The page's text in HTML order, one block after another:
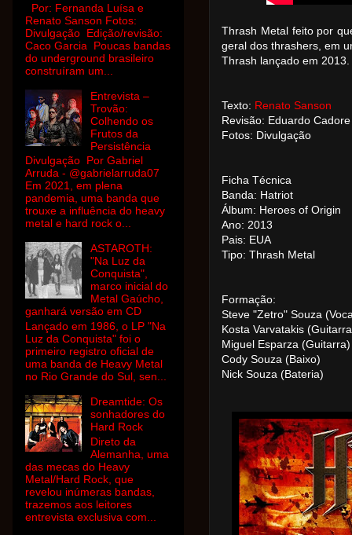
Thrash Metal feito por
geral dos thrashers, em
Thrash lançado em
Texto: Renato Sanson
Revisão: Eduardo Cadore
Fotos: Divulgação
Ficha Técnica
Banda: Hatriot
Álbum: Heroes of Origin
Ano: 2013
Pais: EUA
Tipo: Thrash Metal
Formação:
Steve "Zetro" Souza
Kosta Varvatakis
Miguel Esparza (Guitarra)
Cody Souza (Baixo)
Nick Souza (Bateria)
Por: Fernanda Luísa e
Renato Sanson Fotos:
Divulgação Edição/revisão:
Caco Garcia Poucas bandas
do underground brasileiro
construíram um...
Entrevista –
Trovão:
Colhendo os
Frutos da
Persistência
Divulgação Por Gabriel
Arruda - @gabrielarruda07
Em 2021, em plena
pandemia, uma banda que
trouxe a influência do heavy
metal e hard rock o...
ASTAROTH:
"Na Luz da
Conquista",
marco inicial do
Metal Gaúcho,
ganhará versão em CD
Lançado em 1986, o LP "Na
Luz da Conquista" foi o
primeiro registro oficial de
uma banda de Heavy Metal
no Rio Grande do Sul, sen...
Dreamtide: Os
sonhadores do
Hard Rock
Direto da
Alemanha, uma
das mecas do Heavy
Metal/Hard Rock, que
revelou inúmeras bandas,
trazemos aos leitores
entrevista exclusiva com...